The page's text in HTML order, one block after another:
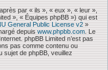
par « ils », « eux », « leur »,
», « Équipes phpBB ») qui est
General Public License v2 »
depuis www.phpbb.com . Le
phpBB Limited n’est pas
pas comme contenu ou
sujet de phpBB, veuillez